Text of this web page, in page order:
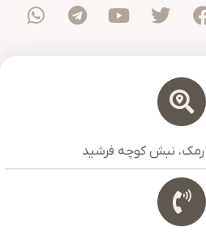
نبش کوچه فرشید